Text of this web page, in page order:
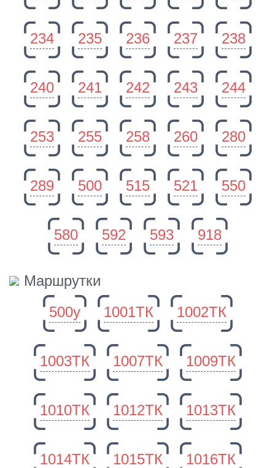
234 235 236 237 238
240 241 242 243 244
253 255 258 260 280
289 500 515 521 550
580 592 593 918
Маршрутки
500у
1001ТК 1002ТК
1003ТК 1007ТК 1009ТК
1010ТК 1012ТК 1013ТК
1014ТК 1015ТК 1016ТК